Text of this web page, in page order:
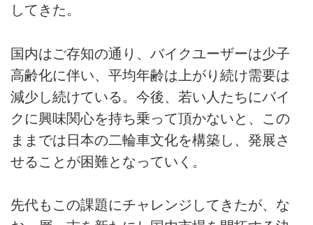
してきた。
国内はご存知の通り、バイクユーザーは少子
高齢化に伴い、平均年齢は上がり続け需要は
減少し続けている。今後、若い人たちにバイ
クに興味関心を持ち乗って頂かないと、この
ままでは日本の二輪車文化を構築し、発展さ
せることが困難となっていく。
先代もこの課題にチャレンジしてきたが、な